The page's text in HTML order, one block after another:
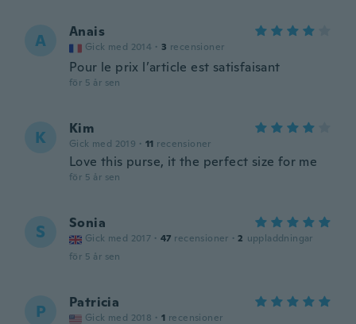
A Anais
Gick med 2014 · 3 recensioner
Pour le prix l’article est satisfaisant
för 5 år sen
K Kim
Gick med 2019 · 11 recensioner
Love this purse, it the perfect size for me
för 5 år sen
S Sonia
Gick med 2017 · 47 recensioner · 2 uppladdningar
för 5 år sen
P Patricia
Gick med 2018 · 1 recensioner